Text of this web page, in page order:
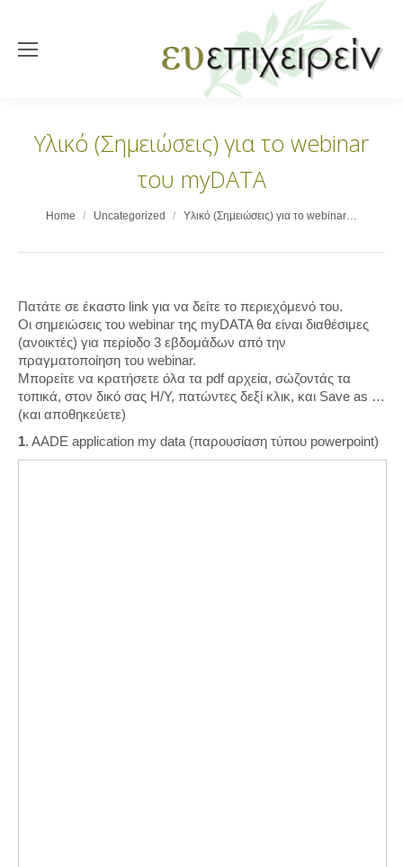
Υλικό (Σημειώσεις) για το webinar
του myDATA
You are here:
Home Uncategorized Υλικό (Σημειώσεις) για το webinar…
Πατάτε σε έκαστο link για να δείτε το περιεχόμενό του.
Οι σημειώσεις του webinar της myDATA θα είναι διαθέσιμες
(ανοικτές) για περίοδο 3 εβδομάδων από την
πραγματοποίηση του webinar.
Μπορείτε να κρατήσετε όλα τα pdf αρχεία, σώζοντάς τα
τοπικά, στον δικό σας Η/Υ, πατώντες δεξί κλικ, και Save as …
(και αποθηκεύετε)
1. AADE application my data (παρουσίαση τύπου powerpoint)